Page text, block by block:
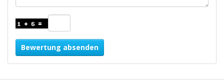
Bewertung absenden